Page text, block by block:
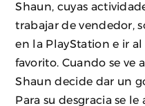
Shaun, cuyas
trabajar de vendedor,
en la PlayStation e ir
favorito. Cuando se ve
Shaun decide dar un
Para su desgracia se